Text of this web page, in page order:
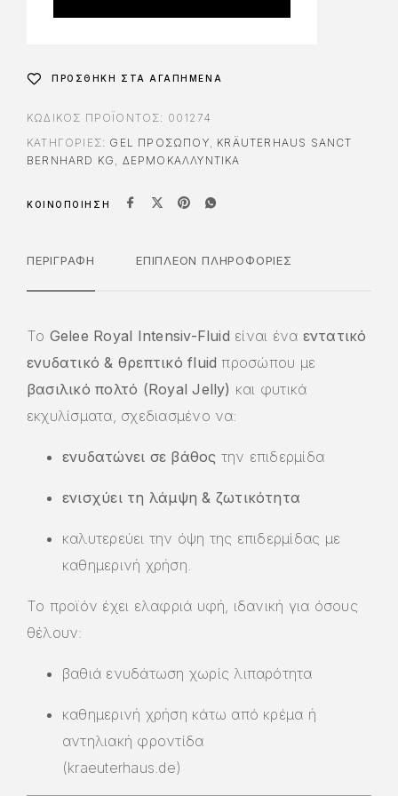
t
v
e
:
ΠΡΟΣΘΉΚΗ ΣΤΑ ΑΓΑΠΗΜΈΝΑ
ΚΩΔΙΚΌΣ ΠΡΟΪΌΝΤΟΣ: 001274
ΚΑΤΗΓΟΡΊΕΣ: GEL ΠΡΟΣΩΠΟΥ, KRÄUTERHAUS SANCT
BERNHARD KG , ΔΕΡΜΟΚΑΛΛΥΝΤΙΚΑ
ΚΟΙΝΟΠΟΊΗΣΗ
ΠΕΡΙΓΡΑΦΉ ΕΠΙΠΛΈΟΝ ΠΛΗΡΟΦΟΡΊΕΣ
Το Gelee Royal Intensiv-Fluid είναι ένα εντατικό
ενυδατικό & θρεπτικό fluid προσώπου με
βασιλικό πολτό (Royal Jelly) και φυτικά
εκχυλίσματα, σχεδιασμένο να:
ενυδατώνει σε βάθος την επιδερμίδα
ενισχύει τη λάμψη & ζωτικότητα
καλυτερεύει την όψη της επιδερμίδας με
καθημερινή χρήση.
Το προϊόν έχει ελαφριά υφή, ιδανική για όσους
θέλουν:
βαθιά ενυδάτωση χωρίς λιπαρότητα
καθημερινή χρήση κάτω από κρέμα ή
αντηλιακή φροντίδα
(kraeuterhaus.de)